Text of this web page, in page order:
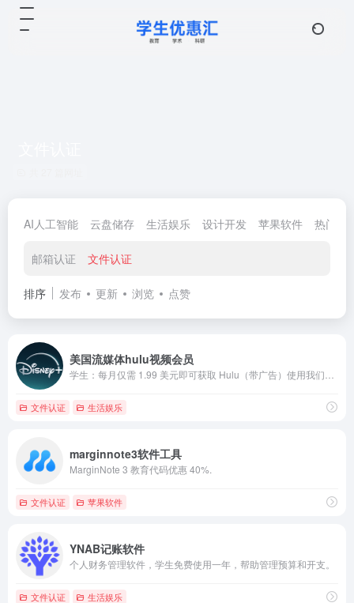
AI人工智能 云盘储存 生活娱乐 设计开发 苹果软件 热门优
邮箱认证 文件认证
排序 发布 更新 浏览 点赞
美国流媒体hulu视频会员
文件认证 生活娱乐
marginnote3软件工具
MarginNote 3 教育代码优惠 40%.
文件认证 苹果软件
YNAB记账软件
个人财务管理软件，学生免费使用一年，帮助管理预算和开支。
文件认证 生活娱乐